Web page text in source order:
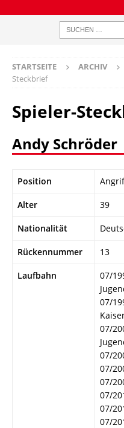
STARTSEITE ARCHIV
Steckbrief
Spieler-
Andy Schröder
Position
Alter 39
Nationalität
Rückennummer 13
Laufbahn
07/
07/
07/
07/
07/
07/
07/
07/
07/